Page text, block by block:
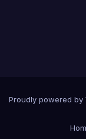
Proudly powered by